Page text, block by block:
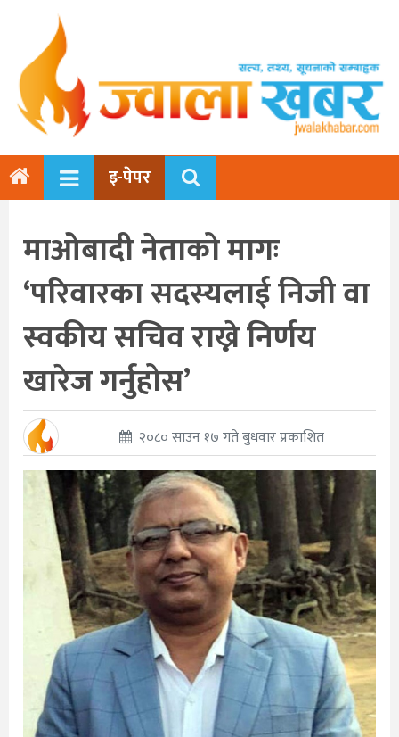
इ-पेपर
माओबादी नेताको मागः
‘परिवारका सदस्यलाई निजी वा
स्वकीय सचिव राख्ने निर्णय
खारेज गर्नुहोस’
२०८० साउन १७ गते बुधवार प्रकाशित